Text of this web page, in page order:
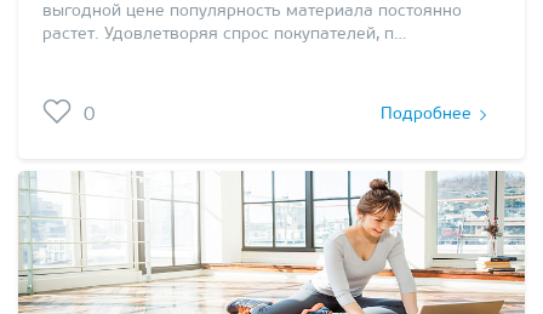
выгодной цене популярность материала постоянно
растет. Удовлетворяя спрос покупателей, п…
0 Подробнее